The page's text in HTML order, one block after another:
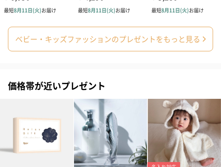
生花のブーケを同梱します。
※9-15時にご注文いただく場合、最短のお届け可能日が通常より
も1日遅くなります。
シーズンブーケ（ひま
ブーケ（ホワイトグリ
ーン）（1,650円）
ブーケ（ピン
（1,650円）
ベビー・キッズファッションのプレゼントをもっと見る
価格帯が近いプレゼント